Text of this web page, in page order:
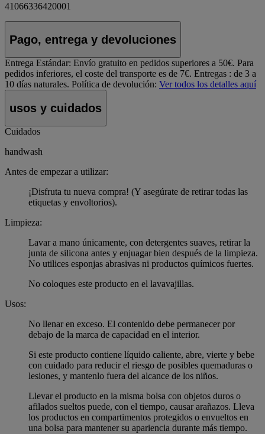
41066336420001
Pago, entrega y devoluciones
Entrega Estándar: Envío gratuito en pedidos superiores a 50€. Para
pedidos inferiores, el coste del transporte es de 7€. Entregas : de 3 a
10 días naturales. Política de devolución: Ver todos los detalles aquí
usos y cuidados
Cuidados
handwash
Antes de empezar a utilizar:
¡Disfruta tu nueva compra! (Y asegúrate de retirar todas las
etiquetas y envoltorios).
Limpieza:
Lavar a mano únicamente, con detergentes suaves, retirar la
junta de silicona antes y enjuagar bien después de la limpieza.
No utilices esponjas abrasivas ni productos químicos fuertes.
No coloques este producto en el lavavajillas.
Usos:
No llenar en exceso. El contenido debe permanecer por
debajo de la marca de capacidad en el interior.
Si este producto contiene líquido caliente, abre, vierte y bebe
con cuidado para reducir el riesgo de posibles quemaduras o
lesiones, y mantenlo fuera del alcance de los niños.
Llevar el producto en la misma bolsa con objetos duros o
afilados sueltos puede, con el tiempo, causar arañazos. Lleva
los productos en compartimentos protegidos o envueltos en
una bolsa para mantener su apariencia durante más tiempo.